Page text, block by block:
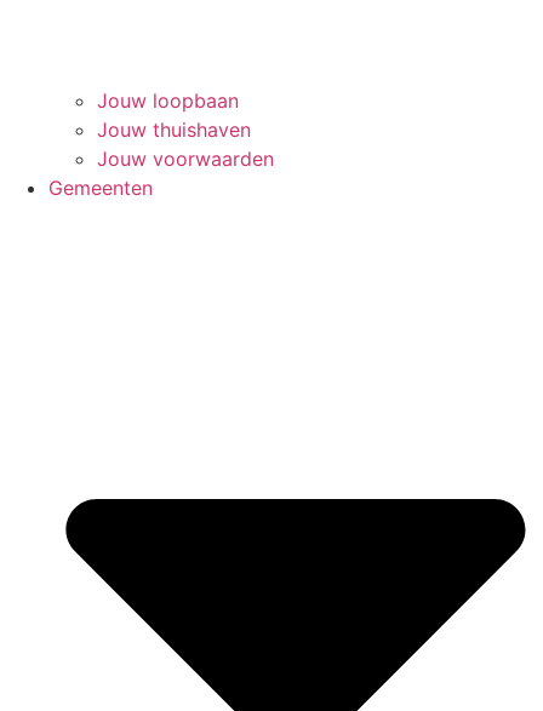
Jouw loopbaan
Jouw thuishaven
Jouw voorwaarden
Gemeenten